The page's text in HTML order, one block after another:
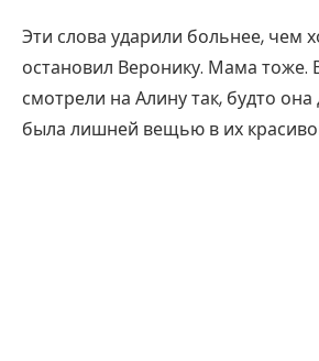
Эти слова ударили больнее, чем
остановил Веронику. Мама тоже.
смотрели на Алину так, будто
была лишней вещью в их